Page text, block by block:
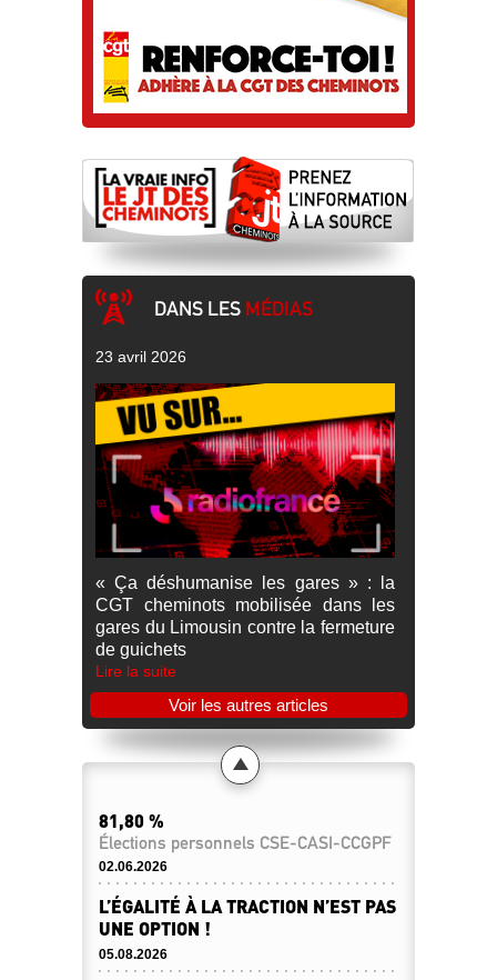
DANS LES MÉDIAS
23 avril 2026
« Ça déshumanise les gares » : la
CGT cheminots mobilisée dans les
gares du Limousin contre la fermeture
de guichets
Lire la suite
Voir les autres articles
81,80 %
Élections personnels CSE-CASI-CCGPF
02.06.2026
L’ÉGALITÉ À LA TRACTION N’EST PAS
UNE OPTION !
05.08.2026